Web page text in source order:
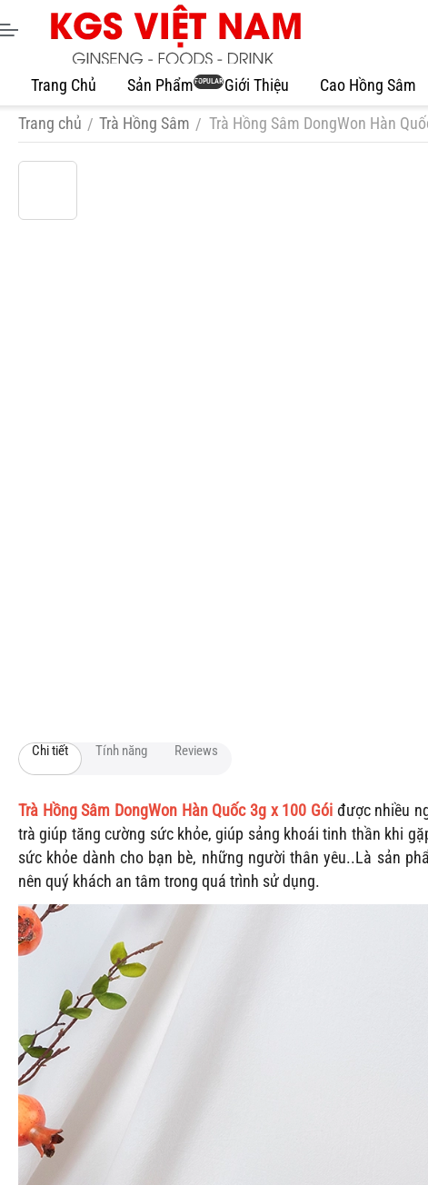
Trang Chủ Sản Phẩm POPULAR Giới Thiệu Cao Hồng Sâm
Trang chủ / Trà Hồng Sâm / Trà Hồng Sâm DongWon Hàn
Chi tiết Tính năng Reviews
Trà Hồng Sâm DongWon Hàn Quốc 3g x 100 Góiđược nhiều
trà giúp tăng cường sức khỏe, giúp sảng khoái tinh thần khi
sức khỏe dành cho bạn bè, những người thân yêu..Là sản
nên quý khách an tâm trong quá trình sử dụng.